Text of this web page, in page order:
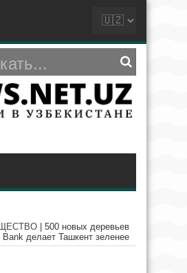
500 новых деревьев
делает Ташкент зеленее